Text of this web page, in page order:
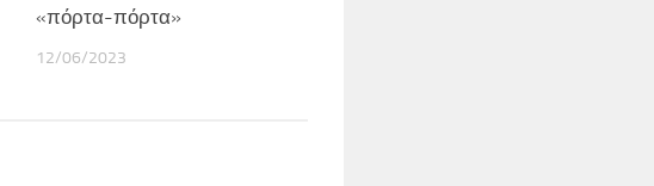
«πόρτα-πόρτα»
12/06/2023